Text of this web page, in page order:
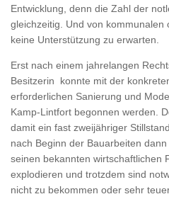
Entwicklung, denn die Zahl der
gleichzeitig. Und von kommunalen
keine Unterstützung zu erwarten.
Erst nach einem jahrelangen
Besitzerin konnte mit der
erforderlichen Sanierung und
Kamp-Lintfort begonnen werden.
damit ein fast zweijähriger
nach Beginn der Bauarbeiten
seinen bekannten wirtschaftlichen
explodieren und trotzdem sind
nicht zu bekommen oder sehr